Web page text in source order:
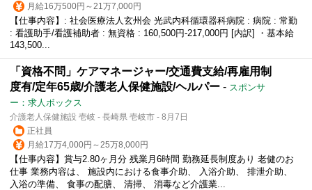
月給16万500円～21万7,000円
【仕事内容】: 社会医療法人玄州会 光武内科循環器科病院 : 病院 : 常勤
: 看護助手/看護補助者 : 無資格 : 160,500円-217,000円 [内訳] ・基本給
143,500...
「資格不問」ケアマネージャー/交通費支給/再雇用制
度有/定年65歳/介護老人保健施設/ヘルパー - スポンサ
ー：求人ボックス
介護老人保健施設 壱岐 - 長崎県 壱岐市 - 8月7日
正社員
月給17万4,000円～25万8,000円
【仕事内容】賞与2.80ヶ月分 残業月6時間 勤務延長制度あり 老健のお
仕事 業務内容は、 施設内における食事介助、 入浴介助、 排泄介助、
入浴の準備、 食事の配膳、 清掃、 消毒など介護業...